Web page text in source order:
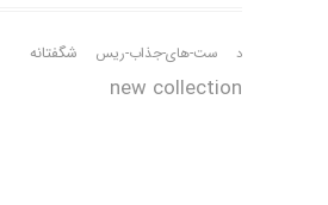
د ست-های-جذاب-ریس شگفتانه
new collection